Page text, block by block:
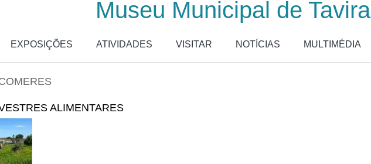
Museu Municipal de Tavira
EXPOSIÇÕES ATIVIDADES VISITAR NOTÍCIAS MULTIMÉDIA
ALIMENTARES